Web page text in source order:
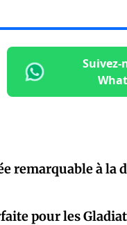
Suivez-
remarquable à la
pour les